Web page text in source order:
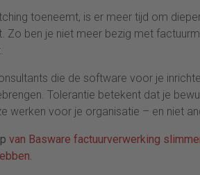
toeneemt, is er meer tijd om
Zo ben je niet meer bezig met
die de software voor je
Tolerantie betekent dat je
werken voor je organisatie – en niet
van Basware factuurverwerking